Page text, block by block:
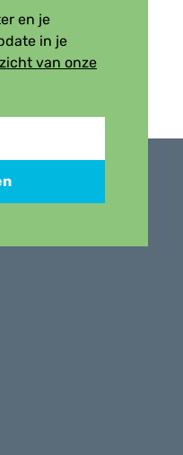
en je
in je
van onze